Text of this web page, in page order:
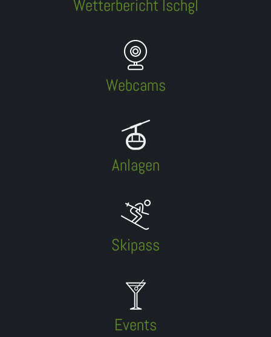
Wetterbericht Ischgl
Webcams
Anlagen
Skipass
Events